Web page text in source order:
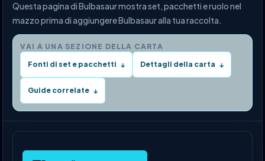
Questa pagina di Bulbasaur mostra set, pacchetti e ruolo nel
mazzo prima di aggiungere Bulbasaur alla tua raccolta.
VAI A UNA SEZIONE DELLA CARTA
Fonti di set e pacchetti ↓ Dettagli della carta ↓
Guide correlate ↓